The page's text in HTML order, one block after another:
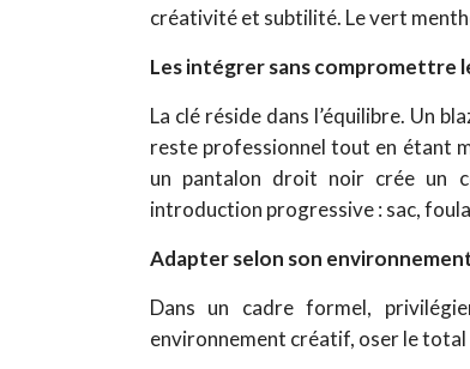
créativité et subtilité. Le vert
Les intégrer sans compromettre
La clé réside dans l’équilibre. Un
reste professionnel tout en étant
un pantalon droit noir crée un
introduction progressive : sac,
Adapter selon son
Dans un cadre formel,
environnement créatif, oser le